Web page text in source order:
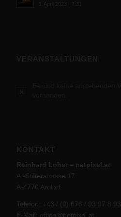
Hinweis
Reinhard Loher – netpixel.at
A.-Stifterstrasse 17
A-4770 Andorf
Telefon: +43 / (0) 676 / 93 97 8 93
E-Mail:
office@netpixel.at